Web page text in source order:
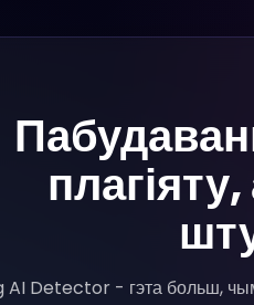
AI Detector - гэта больш,